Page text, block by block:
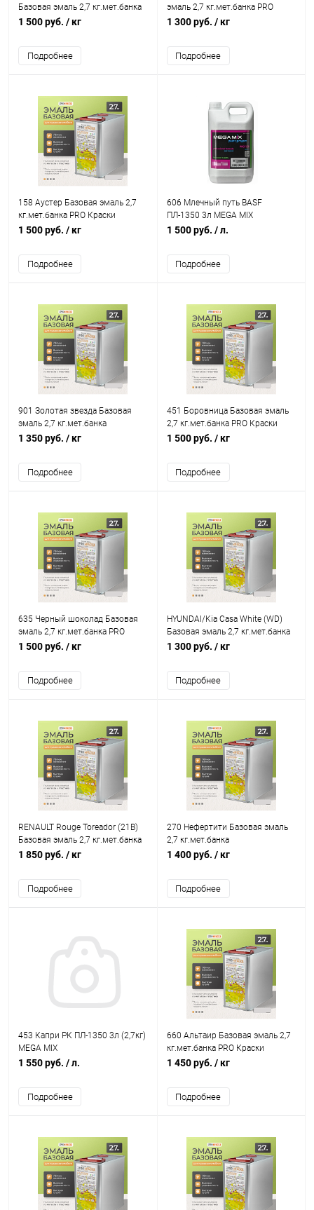
Базовая эмаль 2,7 кг.мет.банка
PRO Краски
1 500 руб. / кг
Подробнее
эмаль 2,7 кг.мет.банка PRO
Краски
1 300 руб. / кг
Подробнее
158 Аустер Базовая эмаль 2,7
кг.мет.банка PRO Краски
1 500 руб. / кг
Подробнее
606 Млечный путь BASF
ПЛ-1350 3л MEGA MIX
1 500 руб. / л.
Подробнее
901 Золотая звезда Базовая
эмаль 2,7 кг.мет.банка
NEOENAMELE /PRO Краски
1 350 руб. / кг
Подробнее
451 Боровница Базовая эмаль
2,7 кг.мет.банка PRO Краски
1 500 руб. / кг
Подробнее
635 Черный шоколад Базовая
эмаль 2,7 кг.мет.банка PRO
Краски
1 500 руб. / кг
Подробнее
HYUNDAI/Kia Casa White (WD)
Базовая эмаль 2,7 кг.мет.банка
NEOENAMELE/PRO Краски
1 300 руб. / кг
Подробнее
RENAULT Rouge Toreador (21B)
Базовая эмаль 2,7 кг.мет.банка
PRO Краски
1 850 руб. / кг
Подробнее
270 Нефертити Базовая эмаль
2,7 кг.мет.банка
NEOENAMELE/PRO Краски
1 400 руб. / кг
Подробнее
453 Капри РК ПЛ-1350 3л (2,7кг)
MEGA MIX
1 550 руб. / л.
Подробнее
660 Альтаир Базовая эмаль 2,7
кг.мет.банка PRO Краски
1 450 руб. / кг
Подробнее